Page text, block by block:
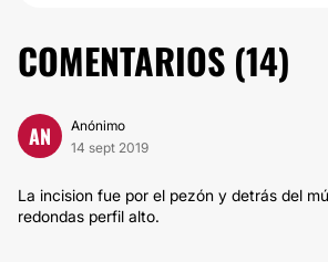
COMENTARIOS (14)
AN
Anónimo
14 sept 2019
La incision fue por el pezón y detrás del
redondas perfil alto.